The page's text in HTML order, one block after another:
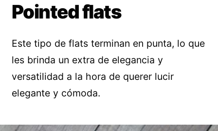
Pointed flats
Este tipo de flats terminan en punta, lo que
les brinda un extra de elegancia y
versatilidad a la hora de querer lucir
elegante y cómoda.